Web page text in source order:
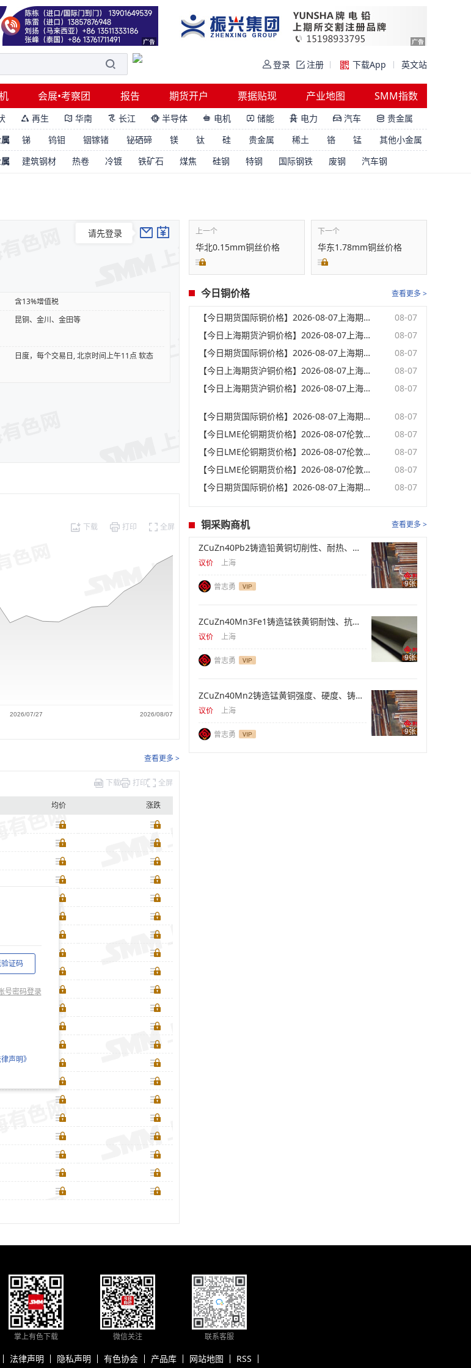
登录 注册 下载App 英文站
会展•考察团 报告 期货开户 票据贴现 产业地图 SMM指数
 再生  华南  长江  半导体  电机  储能  电力  汽车  贵金属
锑 钨钼 铟镓锗 铋硒碲 镁 钛 硅 贵金属 稀土 铬 锰
其他小金属
建筑钢材 热卷 冷镀 铁矿石 煤焦 硅钢 特钢 国际钢铁 废钢 汽车钢
请先登录
含13%增值税
昆铜、金川、金田等
日度，每个交易日, 北京时间上午11点 软态
2026/07/27 2026/08/07
下载 打印 全屏
查看更多 >
下载 打印 全屏
均价 涨跌
证码
号密码登录
律声明》
上一个
华北0.15mm铜丝价格
下一个
华东1.78mm铜丝价格
今日铜价格 查看更多 >
【今日期货国际铜价格】2026-08-07上海期货交易所夜盘(23:02)国际铜期货最新价格
08-07
【今日上海期货沪铜价格】2026-08-07上海期货交易所夜盘(23:02)期货沪铜最新价格
08-07
【今日期货国际铜价格】2026-08-07上海期货交易所夜盘(22:02)国际铜期货最新价格
08-07
【今日上海期货沪铜价格】2026-08-07上海期货交易所夜盘(22:02)期货沪铜最新价格
08-07
【今日上海期货沪铜价格】2026-08-07上海期货交易所夜盘(21:02)期货沪铜开盘价格
08-07
【今日期货国际铜价格】2026-08-07上海期货交易所夜盘(21:02)国际铜期货开盘价格
08-07
【今日LME伦铜期货价格】2026-08-07伦敦期货交易所电子盘下午(17:32)LME伦铜收盘价格
08-07
【今日LME伦铜期货价格】2026-08-07伦敦期货交易所电子盘下午(16:32)LME伦铜最新价格
08-07
【今日LME伦铜期货价格】2026-08-07伦敦期货交易所电子盘下午(15:32)LME伦铜最新价格
08-07
【今日期货国际铜价格】2026-08-07上海期货交易所下午(15:02)国际铜期货收盘价格
08-07
铜采购商机 查看更多 >
ZCuZn40Pb2铸造铅黄铜切削性、耐热、阀体库存
议价 上海
曾志勇 9张
ZCuZn40Mn3Fe1铸造锰铁黄铜耐蚀、抗拉、重型件
议价 上海
曾志勇 9张
ZCuZn40Mn2铸造锰黄铜强度、硬度、铸件供应
议价 上海
曾志勇 9张
掌上有色下载 微信关注 联系客服
法律声明 隐私声明 有色协会 产品库 网站地图 RSS